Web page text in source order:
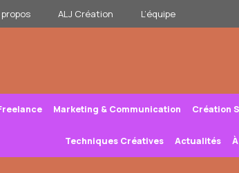
propos ALJ Création L’équipe
Marketing & Communication Création
Techniques Créatives Actualités